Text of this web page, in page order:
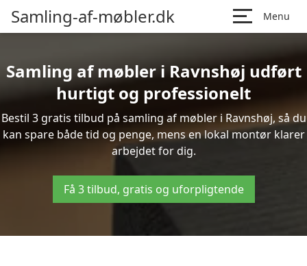
Samling-af-møbler.dk Menu
Samling af møbler i Ravnshøj udført
hurtigt og professionelt
Bestil 3 gratis tilbud på samling af møbler i Ravnshøj, så du
kan spare både tid og penge, mens en lokal montør klarer
arbejdet for dig.
Få 3 tilbud, gratis og uforpligtende